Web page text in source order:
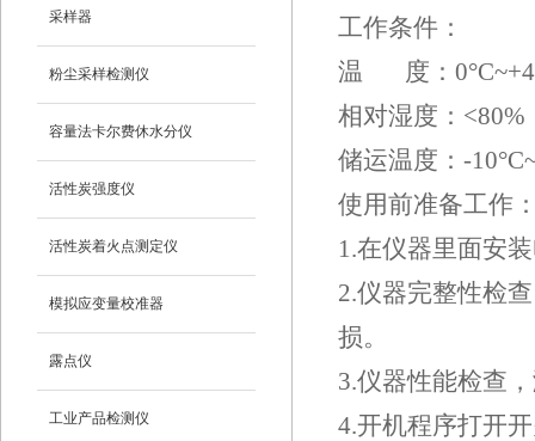
采样器
粉尘采样检测仪
容量法卡尔费休水分仪
活性炭强度仪
活性炭着火点测定仪
模拟应变量校准器
露点仪
工业产品检测仪
工作条件：
温 度：
相对湿度：<80%
储运温度：-
使用前准备工作
1.在仪器里面安
2.仪器完整性检
损。
3.仪器性能检查
4.开机程序打开